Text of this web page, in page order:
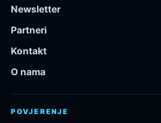
Newsletter
Partneri
Kontakt
O nama
POVJERENJE